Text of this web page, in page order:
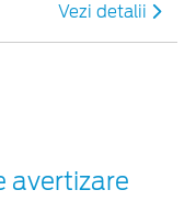
Vezi detalii
avertizare